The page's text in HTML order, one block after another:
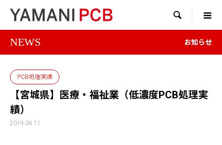

NEWS お知らせ
PCB処理実績
【宮城県】医療・福祉業（低濃度PCB処理実
績）
2019.04.11